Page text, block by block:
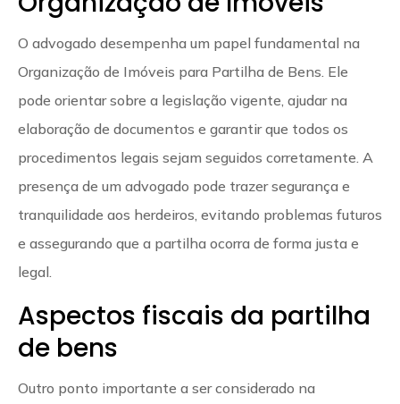
O advogado desempenha um papel fundamental na
Organização de Imóveis para Partilha de Bens. Ele
pode orientar sobre a legislação vigente, ajudar na
elaboração de documentos e garantir que todos os
procedimentos legais sejam seguidos corretamente. A
presença de um advogado pode trazer segurança e
tranquilidade aos herdeiros, evitando problemas futuros
e assegurando que a partilha ocorra de forma justa e
legal.
Aspectos fiscais da partilha
de bens
Outro ponto importante a ser considerado na